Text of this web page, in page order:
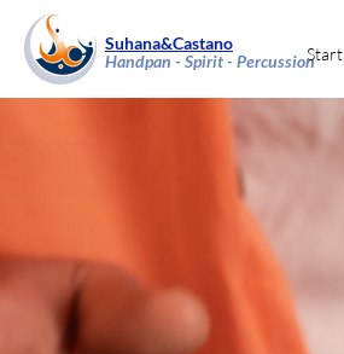
Handpan - Spirit - Percussion
Suhana&Castano
Start